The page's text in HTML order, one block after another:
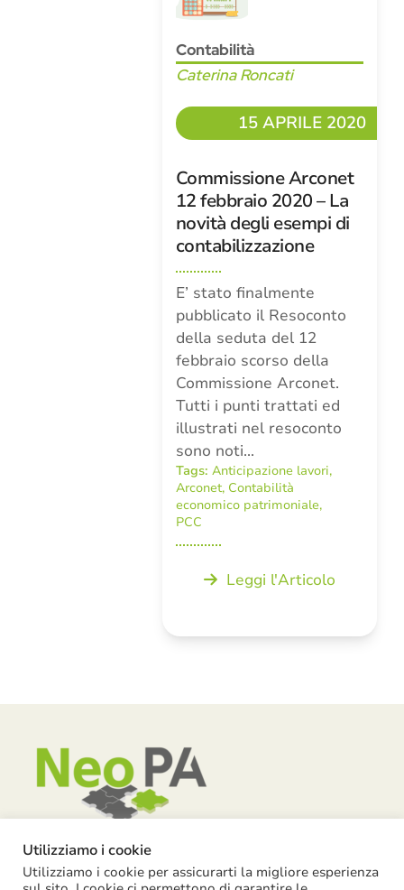
Contabilità
Caterina Roncati
15 APRILE 2020
Commissione Arconet
12 febbraio 2020 – La
novità degli esempi di
contabilizzazione
E’ stato finalmente
pubblicato il Resoconto
della seduta del 12
febbraio scorso della
Commissione Arconet.
Tutti i punti trattati ed
illustrati nel resoconto
sono noti…
Tags: Anticipazione lavori,
Arconet, Contabilità
economico patrimoniale,
PCC
Leggi l'Articolo
Piazza Garibaldi, 55 – 15121 Alessandria
Utilizziamo i cookie
Utilizziamo i cookie per assicurarti la migliore esperienza